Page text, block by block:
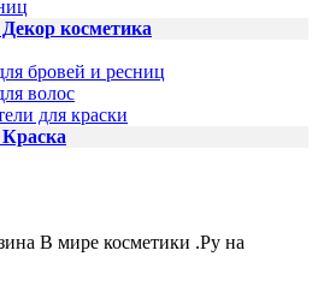
косметика
бровей и ресниц
волос
для краски
Краска